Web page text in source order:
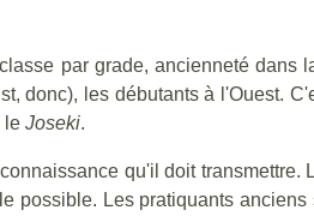
par grade, ancienneté dans
donc), les débutants à l'Ouest.
le Joseki.
qu'il doit transmettre.
possible. Les pratiquants anciens